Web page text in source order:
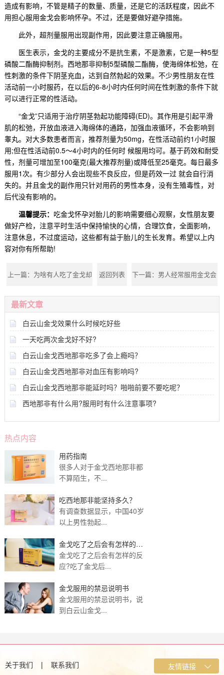
造成有影响，不管是精子的数量、质量，还是它的活跃程度，因此不
用担心服用金戈会影响怀孕。不过，还是要做好避孕措施。
此外，超剂量服用出现副作用，因此要注意正确服用。
医生表示，金戈的主要成分不是抗生素，不是激素，它是一种5型
磷酸二酯酶抑制剂。西地那非抑制5型磷酸二酯酶，使海绵体松弛，在
性刺激的条件下阴茎充血，达到自然勃起的效果。不少男性朋友在性
活动前一小时服药，在以后的6-8小时内任何时间在性刺激的条件下就
可以进行正常的性活动。
“金戈”只适用于治疗阴茎勃起功能障碍(ED)。其作用是引起平滑
肌的松弛，开放血液进入海绵体的通路，加强血液循环，不会影响到
睾丸。对大多数患者而言，推荐剂量为50mg，在性活动前约1小时服
用;但在性活动前0.5～4小时内的任何时 候服用均可。基于药效和耐受
性，剂量可增加至100毫克(最大推荐剂量)或降低至25毫克。每日最多
服用1次。有少部分人会出现些不良反应，但是药效一过 就会自行消
失的。并且金戈的副作用只针对用药的男性本身，没有生殖毒性，对
后代没有影响的。
温馨提示： 吃金戈怀孕对胎儿的影响需要细心观察，女性朋友要
做好产检，注意平时生活中保持愉快的心情，合理饮食，全面影响，
注意休息，不过度运动，这些都有益于胎儿的生长发育。希望以上内
容对你有所帮助!
上一篇： 为啥有人吃了金戈却
没效果?
返回列表 下一篇： 男人经常服用金戈会
有哪些影响?
最新文章
白云山金戈效果什么时候吃好些
一天吃两次金戈好不好?
白云山金戈西地那非吃多了会上瘾吗？
白云山金戈西地那非对血压有影响吗?
白云山金戈西地那非能延时吗？啪啪前要不要吃呢？
西地那非有什么用?服用时有什么注意事项?
热点内容
用药指南
很多人对于金戈西地那非都
不算陌生，不...
吃西地那非能坚持多久？
有调查数据显示，中国40岁
以上男性勃起...
金戈吃了之后会有怎样的反
应?
金戈吃了之后会有怎样的反
应?吃了金戈后...
金戈服用的禁忌说明书
金戈服用的禁忌说明书，说
到白云山金戈...
关于我们 | 联系我们